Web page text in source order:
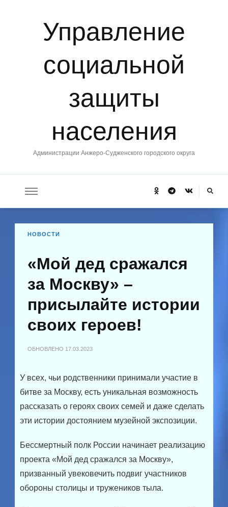
Управление
социальной
защиты
населения
Администрации Анжеро-Судженского городского округа
НОВОСТИ
«Мой дед сражался
за Москву» –
присылайте истории
своих героев!
ОБНОВЛЕНО 17.03.2023
У всех, чьи родственники принимали участие в
битве за Москву, есть уникальная возможность
рассказать о героях своих семей и даже сделать
эти истории достоянием музейной экспозиции.
Бессмертный полк России начинает реализацию
проекта «Мой дед сражался за Москву»,
призванный увековечить подвиг участников
обороны столицы и тружеников тыла.